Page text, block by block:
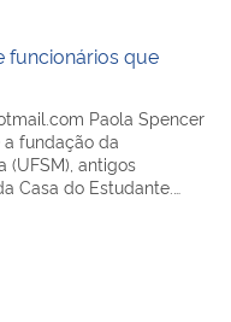
funcionários que
Paola Spencer
fundação da
(UFSM), antigos
Casa do Estudante.…